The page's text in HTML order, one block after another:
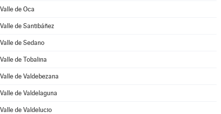
Valle de Oca
Valle de Santibáñez
Valle de Sedano
Valle de Tobalina
Valle de Valdebezana
Valle de Valdelaguna
Valle de Valdelucio